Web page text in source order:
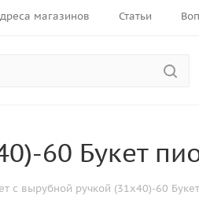
магазинов Статьи
60 Букет
с вырубной ручкой (31х40)-60